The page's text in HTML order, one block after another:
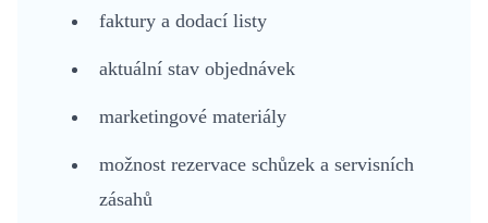
faktury a dodací listy
aktuální stav objednávek
marketingové materiály
možnost rezervace schůzek a servisních
zásahů